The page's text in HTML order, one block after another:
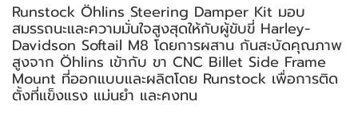
Runstock Öhlins Steering Damper Kit มอบ
สมรรถนะและความมั่นใจสูงสุดให้กับผู้ขับขี่ Harley-
Davidson Softail M8 โดยการผสาน กันสะบัดคุณภาพ
สูงจาก Öhlins เข้ากับ ขา CNC Billet Side Frame
Mount ที่ออกแบบและผลิตโดย Runstock เพื่อการติด
ตั้งที่แข็งแรง แม่นยำ และคงทน